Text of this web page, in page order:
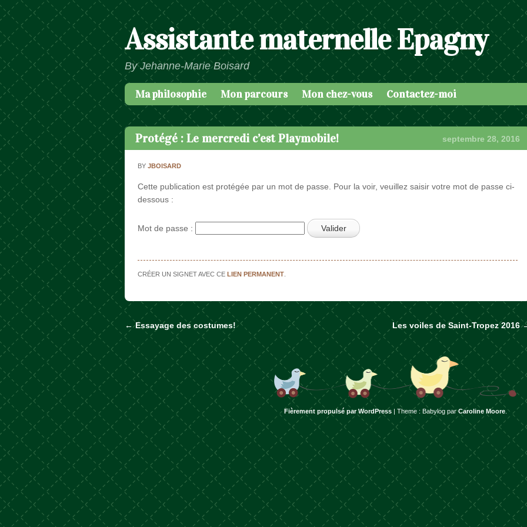
Assistante maternelle Epagny
By Jehanne-Marie Boisard
Menu
Passer au contenu
Ma philosophie Mon parcours Mon chez-vous Contactez-moi
Protégé : Le mercredi c’est Playmobile! septembre 28, 2016
BYJBOISARD
Cette publication est protégée par un mot de passe. Pour la voir, veuillez saisir votre mot de passe ci-
dessous :
Mot de passe :
CRÉER UN SIGNET AVEC CELIEN PERMANENT
Naviguer dans les articles
←Essayage des costumes! Les voiles de Saint-Tropez 2016
Fièrement propulsé par WordPress Theme : Babylog parCaroline Moore.